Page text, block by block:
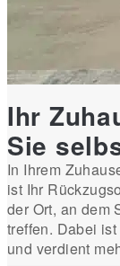
Ihr
Sie
In Ihrem
ist Ihr
der Ort, an dem
treffen. Dabei
und verdient